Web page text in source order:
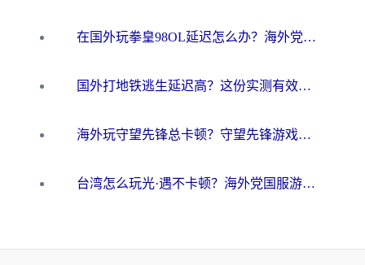
在国外玩拳皇98OL延迟怎么办？海外党亲测有效的低延迟指南
国外打地铁逃生延迟高？这份实测有效的低延迟指南帮你吃鸡
海外玩守望先锋总卡顿？守望先锋游戏加速器在哪里买&避坑指南（附欧洲非洲游戏实测）
台湾怎么玩光·遇不卡顿？海外党国服游戏加速终极攻略（附实测体验）